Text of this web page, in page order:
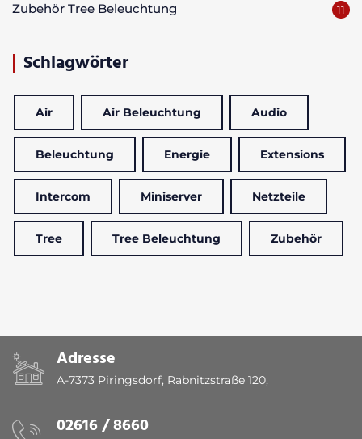
Zubehör Tree Beleuchtung 11
Schlagwörter
Air Air Beleuchtung Audio
Beleuchtung Energie Extensions
Intercom Miniserver Netzteile
Tree Tree Beleuchtung Zubehör
Adresse
A-7373 Piringsdorf, Rabnitzstraße 120,
02616 / 8660